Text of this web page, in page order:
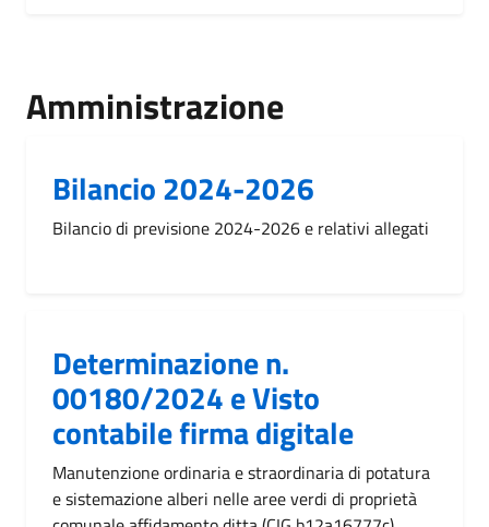
Amministrazione
Bilancio 2024-2026
Bilancio di previsione 2024-2026 e relativi allegati
Determinazione n.
00180/2024 e Visto
contabile firma digitale
Manutenzione ordinaria e straordinaria di potatura
e sistemazione alberi nelle aree verdi di proprietà